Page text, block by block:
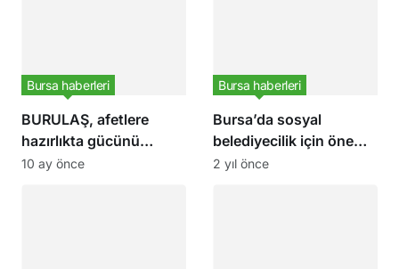
BURULAŞ, afetlere
hazırlıkta gücünü
artırıyor
Bursa haberleri
10 ay önce
Bursa’da sosyal
belediyecilik için önemli
iş birliği
Bursa haberleri
2 yıl önce